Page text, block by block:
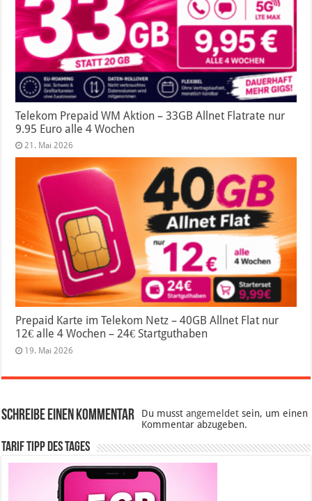
Telekom Prepaid WM Aktion – 33GB Allnet Flatrate nur
9.95 Euro alle 4 Wochen
21. Mai 2026
Prepaid Karte im Telekom Netz – 40GB Allnet Flat nur
12€ alle 4 Wochen – 24€ Startguthaben
19. Mai 2026
Schreibe einen Kommentar Du musstangemeldet sein, um einen
Kommentar abzugeben.
Tarif Tipp des Tages